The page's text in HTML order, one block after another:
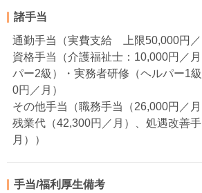
諸手当
通勤手当（実費支給 上限50,000円／
資格手当（介護福祉士：10,000円／
パー2級）・実務者研修（ヘルパー1
0円／月）
その他手当（職務手当（26,000円／
残業代（42,300円／月）、処遇改善
月））
手当/福利厚生備考